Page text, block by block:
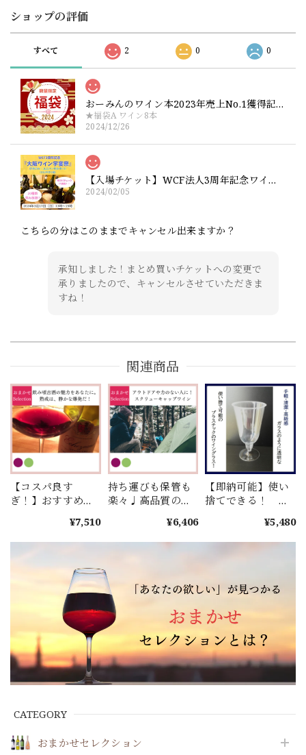
CATEGORY
おまかせセレクション
ショップの評価
すべて 2 0 0
おーみんのワイン本2023年売上No.1獲得記念！大盤振る舞いワイン福袋【ワイン6本+サイン本1冊】or【ワインのみ8本】
★福袋A ワイン8本
2024/12/26
【入場チケット】WCF法人3周年記念ワイン祭り『大阪ワイン学宴祭』2024年3月17日（土）13時〜15時
2024/02/05
こちらの分はこのままでキャンセル出来ますか？
承知しました！まとめ買いチケットへの変更で
承りましたので、キャンセルさせていただきま
すね！
関連商品
【コスパ良す
ぎ！】おすすめの
（1990〜2010年）
紅白2選！
¥7,510
持ち運びも保管も
楽々♩高品質のス
ワイン赤白6本セッ
ト
¥6,406
【即納可能】使い
捨てできる！ 高
スチックのワイン
グラス（50脚）
¥5,480